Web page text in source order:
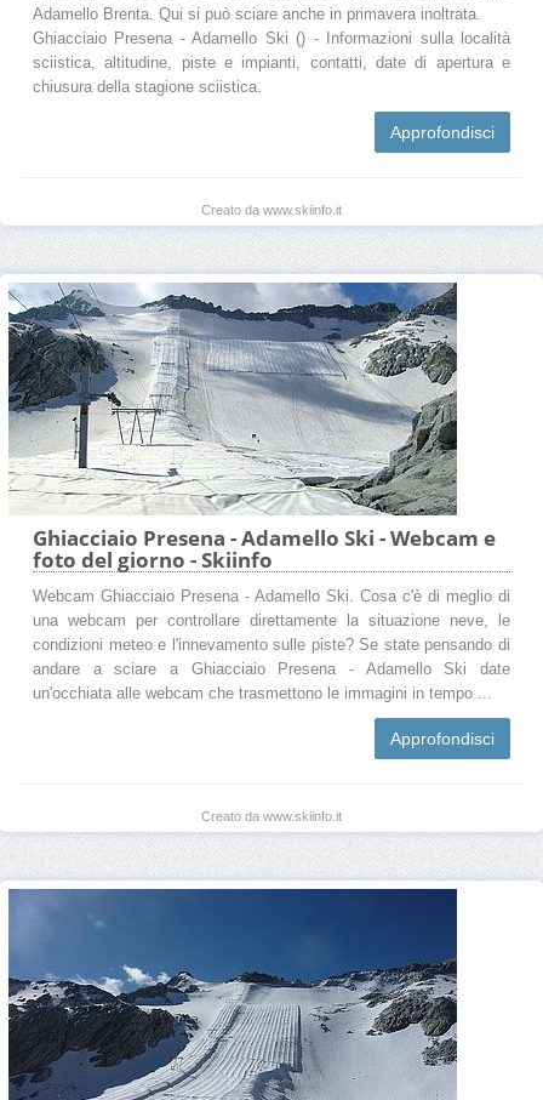
Adamello Brenta. Qui si può sciare anche in primavera inoltrata.
Ghiacciaio Presena - Adamello Ski () - Informazioni sulla località
sciistica, altitudine, piste e impianti, contatti, date di apertura e
chiusura della stagione sciistica.
Approfondisci
Creato da www.skiinfo.it
Ghiacciaio Presena - Adamello Ski - Webcam e
foto del giorno - Skiinfo
Webcam Ghiacciaio Presena - Adamello Ski. Cosa c'è di meglio di
una webcam per controllare direttamente la situazione neve, le
condizioni meteo e l'innevamento sulle piste? Se state pensando di
andare a sciare a Ghiacciaio Presena - Adamello Ski date
un'occhiata alle webcam che trasmettono le immagini in tempo ...
Approfondisci
Creato da www.skiinfo.it